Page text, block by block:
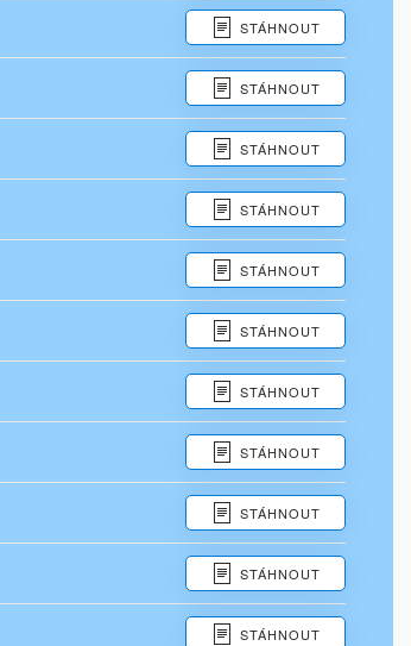
STÁHNOUT
STÁHNOUT
STÁHNOUT
STÁHNOUT
STÁHNOUT
STÁHNOUT
STÁHNOUT
STÁHNOUT
STÁHNOUT
STÁHNOUT
STÁHNOUT